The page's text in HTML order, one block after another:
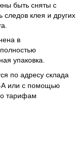
быть сняты с
следов клея и других
в
упаковка.
по адресу склада
А или с помощью
тарифам